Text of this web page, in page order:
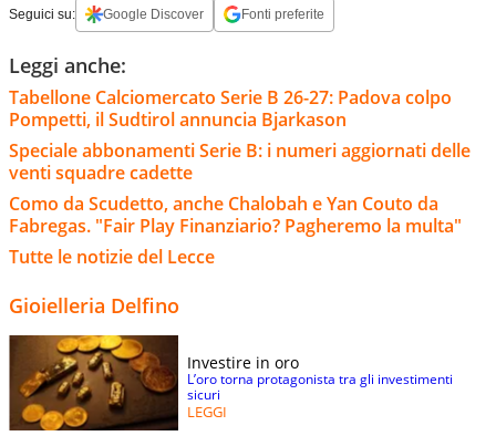
Seguici su: Google Discover Fonti preferite
Leggi anche:
Tabellone Calciomercato Serie B 26-27: Padova colpo
Pompetti, il Sudtirol annuncia Bjarkason
Speciale abbonamenti Serie B: i numeri aggiornati delle
venti squadre cadette
Como da Scudetto, anche Chalobah e Yan Couto da
Fabregas. "Fair Play Finanziario? Pagheremo la multa"
Tutte le notizie del Lecce
Gioielleria Delfino
Investire in oro
L’oro torna protagonista tra gli investimenti
sicuri
LEGGI